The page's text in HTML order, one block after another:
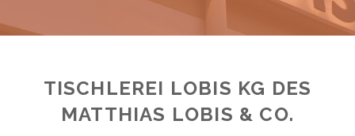
TISCHLEREI LOBIS KG DES
MATTHIAS LOBIS & CO.